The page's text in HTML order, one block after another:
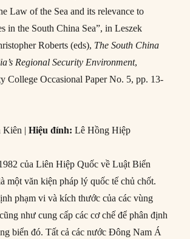
Law of the Sea and its relevance to
in the South China Sea”, in Leszek
Roberts (eds), The South China
Regional Security Environment,
College Occasional Paper No. 5, pp. 13-
Kiên |Hiệu đính: Lê Hồng Hiệp
của Liên Hiệp Quốc về Luật Biển
một văn kiện pháp lý quốc tế chủ chốt.
phạm vi và kích thước của các vùng
như cung cấp các cơ chế để phân định
biển đó. Tất cả các nước Đông Nam Á